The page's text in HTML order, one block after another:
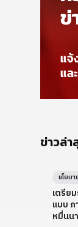
ข่าวล่า
เตรีย
แบบ ภ
หมื่นน
นโยบ